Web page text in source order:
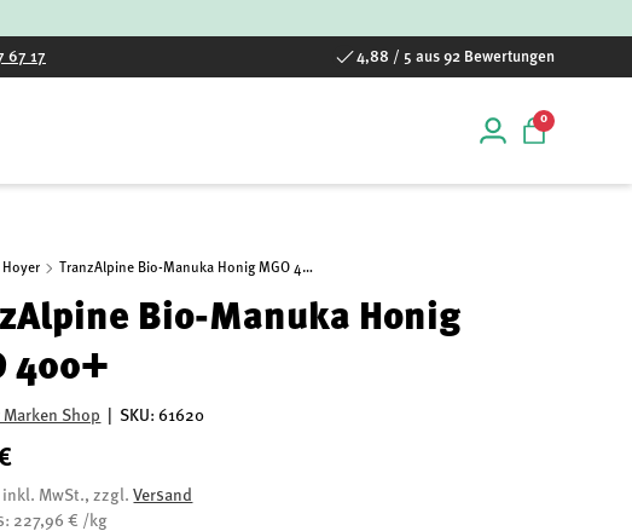
67 17 4,88 / 5 aus 92 Bewertungen
Einloggen
00 Artikel
Hoyer TranzAlpine Bio-Manuka Honig MGO 400+
Bio-Manuka Honig
400+
Marken Shop SKU: 61620
inkl. MwSt., zzgl.Versand
227,96 € /kg